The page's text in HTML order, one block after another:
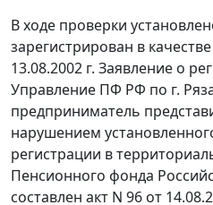
В ходе проверки
зарегистрирован в
13.08.2002 г. Заявление о
Управление ПФ РФ по г.
предприниматель
нарушением
регистрации в
Пенсионного фонда
составлен акт N 96 от